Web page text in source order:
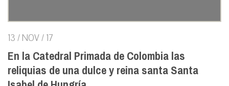
13 / NOV / 17
En la Catedral Primada de Colombia las
reliquias de una dulce y reina santa Santa